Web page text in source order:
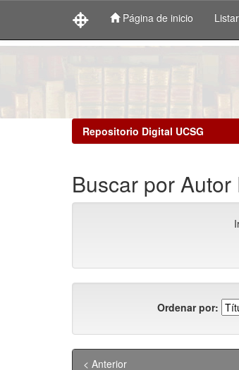
Página de inicio Listar
Repositorio Digital UCSG
Buscar por
Ordenar por:
< Anterior